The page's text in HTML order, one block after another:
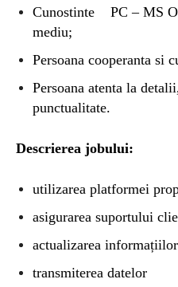
Cunostinte ︂︆︄︅ ︁︁︎︌ ︈︂︇︍ PC – MS
mediu;
Persoana cooperanta si
Persoana atenta la
punctualitate.
Descrierea jobului:
utilizarea platformei
asigurarea suportului
actualizarea informațiilor
transmiterea datelor